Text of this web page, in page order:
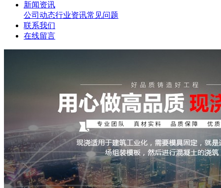
新闻资讯
公司动态行业资讯常见问题
联系我们
在线留言